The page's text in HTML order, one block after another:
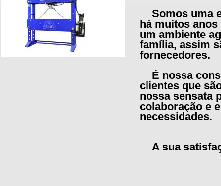
Somos uma
há muitos
um ambiente
família, assim
fornecedores.
É nossa
clientes que
nossa sensata
colaboração e
necessidades.
A sua